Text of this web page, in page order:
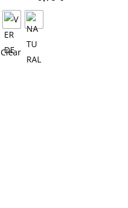
Clear